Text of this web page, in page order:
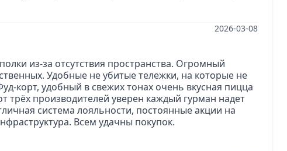
2026-03-08
из-за отсутствия пространства. Огромный
Удобные не убитые тележки, на которые не
корт, удобный в свежих тонах очень вкусная пицца
производителей уверен каждый гурман надет
система лояльности, постоянные акции на
Всем удачны покупок.